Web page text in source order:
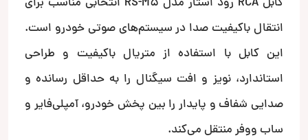
انتقال باکیفیت صدا در سیستم‌های صوتی خودرو است.
این کابل با استفاده از متریال باکیفیت و طراحی
استاندارد، نویز و افت سیگنال را به حداقل رسانده و
صدایی شفاف و پایدار را بین پخش خودرو، آمپلی‌فایر و
ساب ووفر منتقل می‌کند.